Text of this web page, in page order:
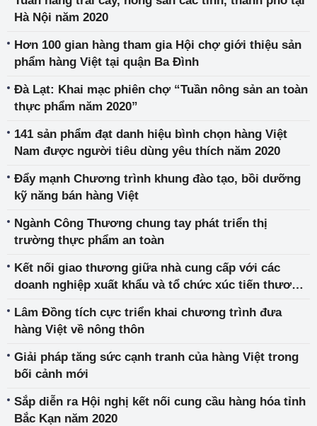
Hà Nội năm 2020
Hơn 100 gian hàng tham gia Hội chợ giới thiệu sản
phẩm hàng Việt tại quận Ba Đình
Đà Lạt: Khai mạc phiên chợ “Tuần nông sản an toàn
thực phẩm năm 2020”
141 sản phẩm đạt danh hiệu bình chọn hàng Việt
Nam được người tiêu dùng yêu thích năm 2020
Đẩy mạnh Chương trình khung đào tạo, bồi dưỡng
kỹ năng bán hàng Việt
Ngành Công Thương chung tay phát triển thị
trường thực phẩm an toàn
Kết nối giao thương giữa nhà cung cấp với các
doanh nghiệp xuất khẩu và tổ chức xúc tiến thương
Lâm Đồng tích cực triển khai chương trình đưa
hàng Việt về nông thôn
Giải pháp tăng sức cạnh tranh của hàng Việt trong
bối cảnh mới
Sắp diễn ra Hội nghị kết nối cung cầu hàng hóa tỉnh
Bắc Kạn năm 2020